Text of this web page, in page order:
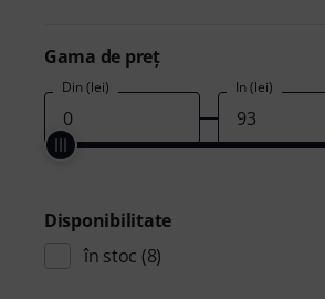
Gama de preţ
Din (lei) În (lei)
Disponibilitate
în stoc (8)